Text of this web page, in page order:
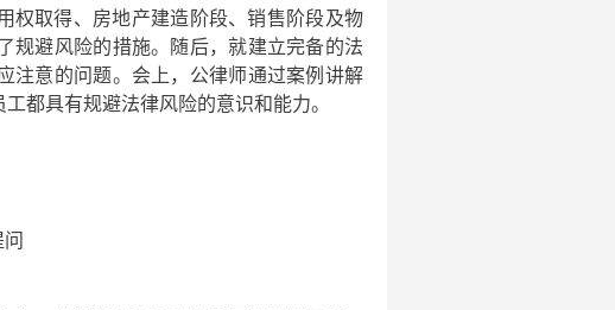
权取得、房地产建造阶段、销售阶段及物
规避风险的措施。随后，就建立完备的法
注意的问题。会上，公律师通过案例讲解
都具有规避法律风险的意识和能力。